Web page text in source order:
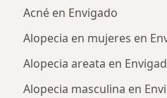
Acné en Envigado
Alopecia en mujeres en
Alopecia areata en
Alopecia masculina en